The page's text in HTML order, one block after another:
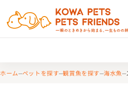
ホーム ペットを探す 観賞魚を探す 海水魚